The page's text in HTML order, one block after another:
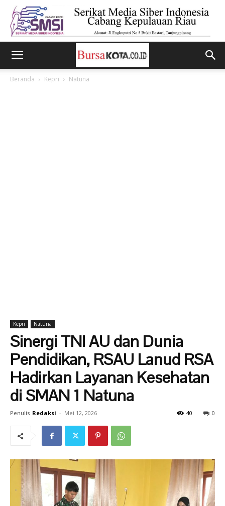
Beranda Kepri Natuna
Kepri Natuna
Sinergi TNI AU dan Dunia
Pendidikan, RSAU Lanud RSA
Hadirkan Layanan Kesehatan
di SMAN 1 Natuna
Penulis Redaksi - Mei 12, 2026 0
40